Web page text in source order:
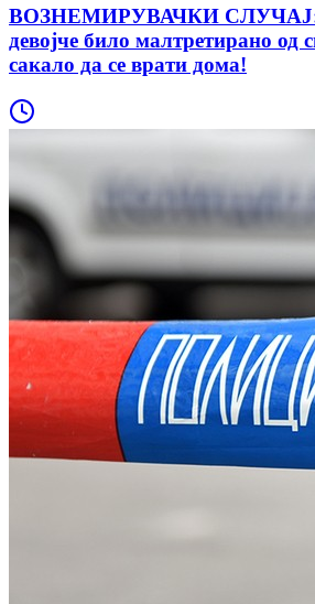
ВОЗНЕМИРУВАЧКИ СЛУЧАЈ:
девојче било малтретирано од
сакало да се врати дома!